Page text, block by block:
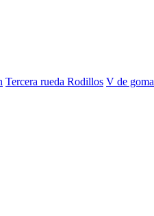
Tercera rueda Rodillos V de goma